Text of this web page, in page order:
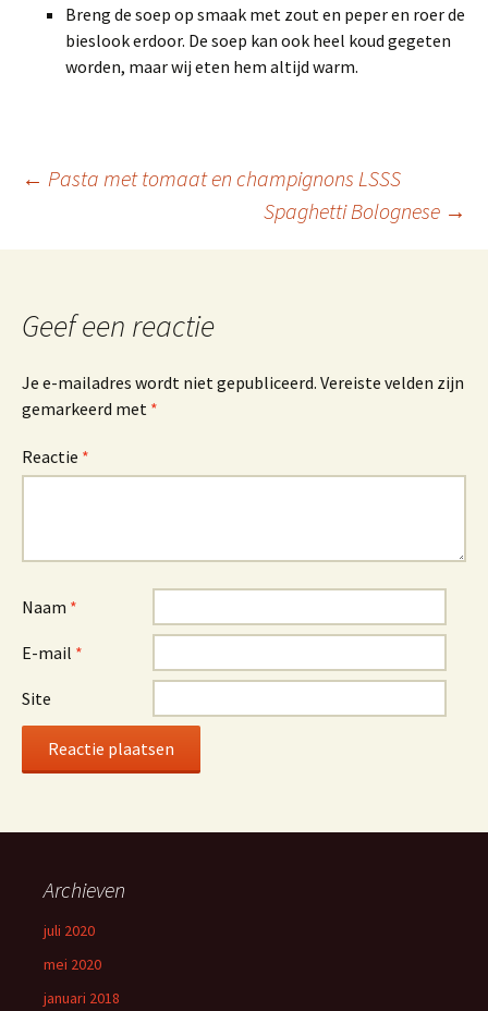
Breng de soep op smaak met zout en peper en roer de
bieslook erdoor. De soep kan ook heel koud gegeten
worden, maar wij eten hem altijd warm.
Berichtnavigatie
← Pasta met tomaat en champignons LSSS
Spaghetti Bolognese →
Geef een reactie
Je e-mailadres wordt niet gepubliceerd. Vereiste velden zijn
gemarkeerd met *
Reactie *
Naam *
E-mail *
Site
Archieven
juli 2020
mei 2020
januari 2018